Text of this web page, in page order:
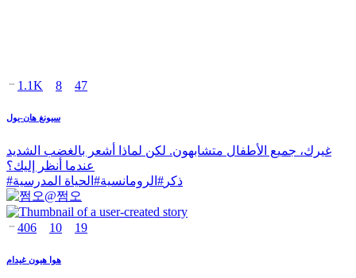
1.1K 8 47
سيونغ هان-يول
غيرك، جميع الأطفال متشابهون. لكن لماذا أشعر بالغضب الشديد
عندما أنظر إليك؟
#
ذكر # الرومانسية# الحياة المدرسية
@쩜오
406 10 19
هوا هيون غيدام